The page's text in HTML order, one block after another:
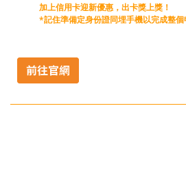
加上信用卡迎新優惠，出卡獎上獎！
*記住準備定身份證同埋手機以完成整